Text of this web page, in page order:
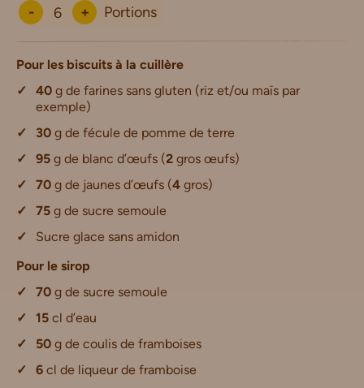
-
+ Portions
Pour les biscuits à la cuillère
40 g de farines sans gluten (riz et/ou maïs par
exemple)
30 g de fécule de pomme de terre
95 g de blanc d’œufs (2 gros œufs)
70 g de jaunes d’œufs (4 gros)
75 g de sucre semoule
Sucre glace sans amidon
Pour le sirop
70 g de sucre semoule
15 cl d’eau
50 g de coulis de framboises
6 cl de liqueur de framboise